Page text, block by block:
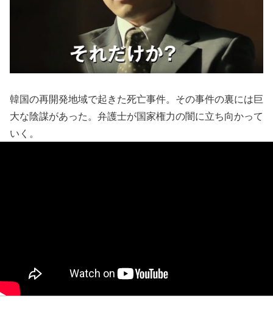
韓国の再開発地域で起きた死亡事件。その事件の裏には巨
大な陰謀があった。弁護士が国家権力の闇に立ち向かって
いく。